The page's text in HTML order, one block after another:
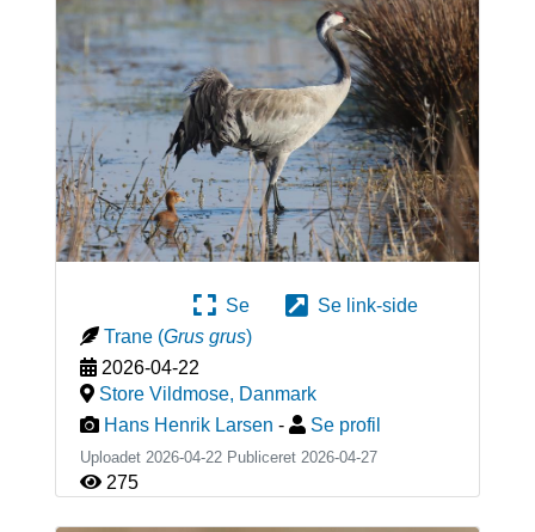
Se
Se link-side
Trane (Grus grus)
2026-04-22
Store Vildmose, Danmark
Hans Henrik Larsen - Se profil
Uploadet 2026-04-22 Publiceret 2026-04-27
275